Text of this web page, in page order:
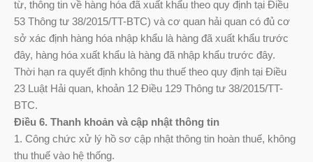
từ, thông tin về hàng hóa đã xuất khẩu theo quy định tại Điều
53 Thông tư 38/2015/TT-BTC) và cơ quan hải quan có đủ cơ
sở xác định hàng hóa nhập khẩu là hàng đã xuất khẩu trước
đây, hàng hóa xuất khẩu là hàng đã nhập khẩu trước đây.
Thời hạn ra quyết định không thu thuế theo quy định tại Điều
23 Luật Hải quan, khoản 12 Điều 129 Thông tư 38/2015/TT-
BTC.
Điều 6. Thanh khoản và cập nhật thông tin
1. Công chức xử lý hồ sơ cập nhật thông tin hoàn thuế, không
thu thuế vào hệ thống.